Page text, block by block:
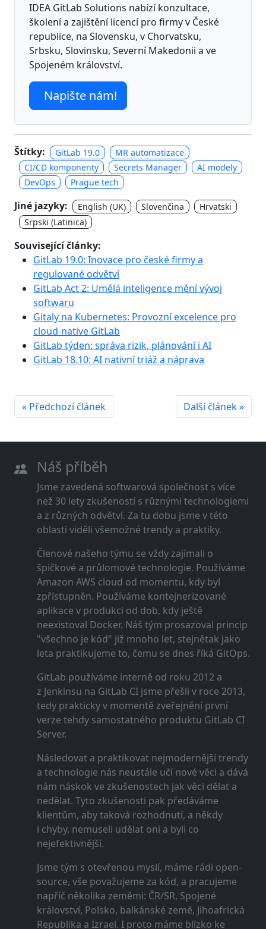
IDEA GitLab Solutions nabízí konzultace,
školení a zajištění licencí pro firmy v České
republice, na Slovensku, v Chorvatsku,
Srbsku, Slovinsku, Severní Makedonii a ve
Spojeném království.
Napište nám!
Štítky: GitLab 19.0
MR automatizace
CI/CD komponenty
Secrets Manager
AI modely
DevOps
Prague tech
Jiné jazyky: English (UK) Slovenčina
Hrvatski
Srpski (Latinica)
Související články:
GitLab 19.0: Inovace pro české firmy a
regulované odvětví
GitLab Act 2: Umělá inteligence mění vývoj
softwaru
Gitaly na Kubernetes: Provozní excelence pro
cloud-native GitLab
GitLab týden: správa rizik, plánování i AI
GitLab 18.10: AI nativní triáž a náprava
« Předchozí článek Další článek »
Náš příběh
Jsme zavedená softwarová společnost s více
než 30 lety zkušeností s různými technologiemi
a z různých odvětví. Za tu dobu jsme v této
oblasti viděli všemožné trendy a praktiky.
Členové našeho týmu se vždy zajímali o
špičkové a průlomové technologie. Používáme
Amazon AWS cloud od momentu, kdy byl
zpřístupněn. Používáme kontejnerizované
aplikace v produkci od dob, kdy ještě
neexistoval Docker. Náš tým prosazoval princip
"všechno je kód" již mnoho let, stejnětak jako
leta praktikujeme to, čemu se dnes říká GitOps.
GitLab používáme interně od roku 2012 a
z Jenkinsu na GitLab CI jsme přešli v roce 2013,
tedy prakticky v momentě zveřejnění první
verze tehdy samostatného produktu GitLab CI
Server.
Následovat a praktikovat nejmodernější trendy
a technologie nás neustále učí nové věci a dává
nám náskok ve zkušenostech jak věci dělat a
nedělat. Tyto zkušenosti pak předáváme
klientům, aby taková rozhodnutí, a někdy
i chyby, nemuseli udělat oni a byli co
nejefektivnější.
Jsme tým s otevřenou myslí, máme rádi open-
source, vše považujeme za kód, a pracujeme
napříč několika zeměmi: ČR/SR, Spojené
království, Polsko, balkánské země, Jihoafrická
Republika a Izrael. I proto máme blízko ke